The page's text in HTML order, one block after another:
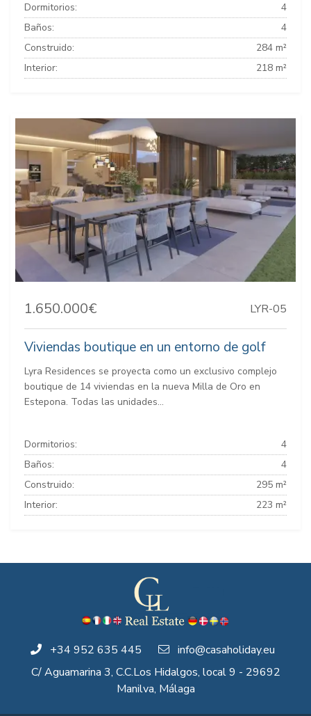
Dormitorios:
4
Baños:
4
Construido:
284 m²
Interior:
218 m²
1.650.000€ LYR-05
Viviendas boutique en un entorno de golf
Lyra Residences se proyecta como un exclusivo complejo
boutique de 14 viviendas en la nueva Milla de Oro en
Estepona. Todas las unidades...
Dormitorios:
4
Baños:
4
Construido:
295 m²
Interior:
223 m²
+34 952 635 445
info@casaholiday.eu
C/ Aguamarina 3, C.C.Los Hidalgos, local 9 - 29692
Manilva, Málaga